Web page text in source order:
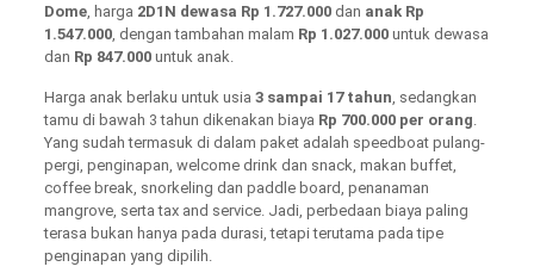
Dome, harga 2D1N dewasa Rp 1.727.000dan anak Rp
1.547.000, dengan tambahan malam Rp 1.027.000untuk dewasa
dan Rp 847.000untuk anak.
Harga anak berlaku untuk usia 3 sampai 17 tahun , sedangkan
tamu di bawah 3 tahun dikenakan biaya Rp 700.000 per orang
Yang sudah termasuk di dalam paket adalah speedboat pulang-
pergi, penginapan, welcome drink dan snack, makan buffet,
coffee break, snorkeling dan paddle board, penanaman
mangrove, serta tax and service. Jadi, perbedaan biaya paling
terasa bukan hanya pada durasi, tetapi terutama pada tipe
penginapan yang dipilih.